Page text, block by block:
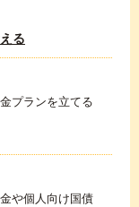
る
プランを立てる
や個人向け国債